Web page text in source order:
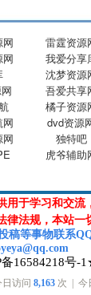
网 雷霆资源
网 我爱分享
沈梦资源
吾爱共享
橘子资源
网 dvd资源
网 独特吧
虎爷辅助
用于学习和交流
律法规，本站一
稿等事物联系Q
16584218号-
访问 8,163次 | 今